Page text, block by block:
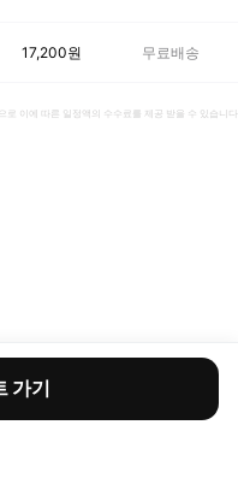
17,200원 무료배송
로 이에 따른 일정액의 수수료를 제공 받을 수 있습니다
가기